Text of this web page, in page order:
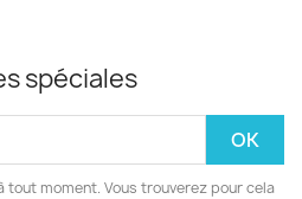
spéciales
tout moment. Vous trouverez pour cela